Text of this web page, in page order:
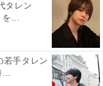
れた作品で、発表
なリズム感が話題
SNSで取り上げら
気を獲得。
タレン
...
若手タレン